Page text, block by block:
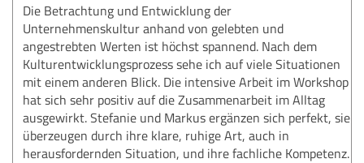
Die Betrachtung und Entwicklung der
Unternehmenskultur anhand von gelebten und
angestrebten Werten ist höchst spannend. Nach dem
Kulturentwicklungsprozess sehe ich auf viele Situationen
mit einem anderen Blick. Die intensive Arbeit im Workshop
hat sich sehr positiv auf die Zusammenarbeit im Alltag
ausgewirkt. Stefanie und Markus ergänzen sich perfekt, sie
überzeugen durch ihre klare, ruhige Art, auch in
herausfordernden Situation, und ihre fachliche Kompetenz.